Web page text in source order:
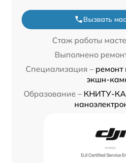
Вызвать
Стаж работы
Выполнено
Специализация – ремонт
экшн-
Образование – КНИТУ-